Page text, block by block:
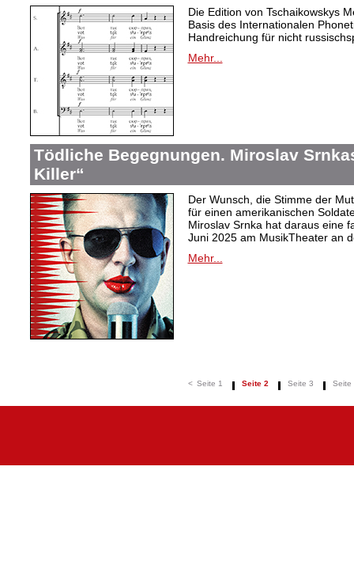
Die Edition von Tschaikowskys
Basis des Internationalen
Handreichung für nicht
Mehr...
Tödliche Begegnungen. Miroslav
Killer“
Der Wunsch, die Stimme der
für einen amerikanischen
Miroslav Srnka hat daraus eine
Juni 2025 am MusikTheater an
Mehr...
< Seite 1 Seite 2 Seite 3 Seite